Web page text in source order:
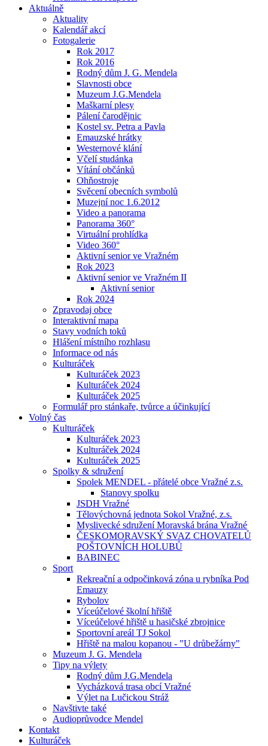
Aktuálně
Aktuality
Kalendář akcí
Fotogalerie
Rok 2017
Rok 2016
Rodný dům J. G. Mendela
Slavnosti obce
Muzeum J.G.Mendela
Maškarní plesy
Pálení čarodějnic
Kostel sv. Petra a Pavla
Emauzské hrátky
Westernové klání
Včelí studánka
Vítání občánků
Ohňostroje
Svěcení obecních symbolů
Muzejní noc 1.6.2012
Video a panorama
Panorama 360°
Virtuální prohlídka
Video 360°
Aktivní senior ve Vražném
Rok 2023
Aktivní senior ve Vražném II
Aktivní senior
Rok 2024
Zpravodaj obce
Interaktivní mapa
Stavy vodních toků
Hlášení místního rozhlasu
Informace od nás
Kulturáček
Kulturáček 2023
Kulturáček 2024
Kulturáček 2025
Formulář pro stánkaře, tvůrce a účinkující
Volný čas
Kulturáček
Kulturáček 2023
Kulturáček 2024
Kulturáček 2025
Spolky & sdružení
Spolek MENDEL - přátelé obce Vražné z.s.
Stanovy spolku
JSDH Vražné
Tělovýchovná jednota Sokol Vražné, z.s.
Myslivecké sdružení Moravská brána Vražné
ČESKOMORAVSKÝ SVAZ CHOVATELŮ
POŠTOVNÍCH HOLUBŮ
BABINEC
Sport
Rekreační a odpočinková zóna u rybníka Pod
Emauzy
Rybolov
Víceúčelové školní hřiště
Víceúčelové hřiště u hasičské zbrojnice
Sportovní areál TJ Sokol
Hřiště na malou kopanou - "U drůbežárny"
Muzeum J. G. Mendela
Tipy na výlety
Rodný dům J.G.Mendela
Vycházková trasa obcí Vražné
Výlet na Lučickou Stráž
Navštivte také
Audioprůvodce Mendel
Kontakt
Kulturáček